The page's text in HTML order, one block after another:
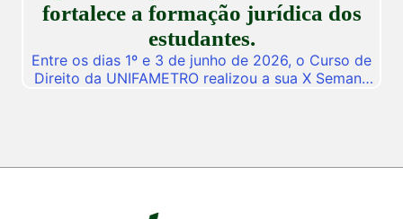
fortalece a formação jurídica dos
estudantes.
Entre os dias 1º e 3 de junho de 2026, o Curso de
Direito da UNIFAMETRO realizou a sua X Semana
professores, profissionais do Direito e convidados